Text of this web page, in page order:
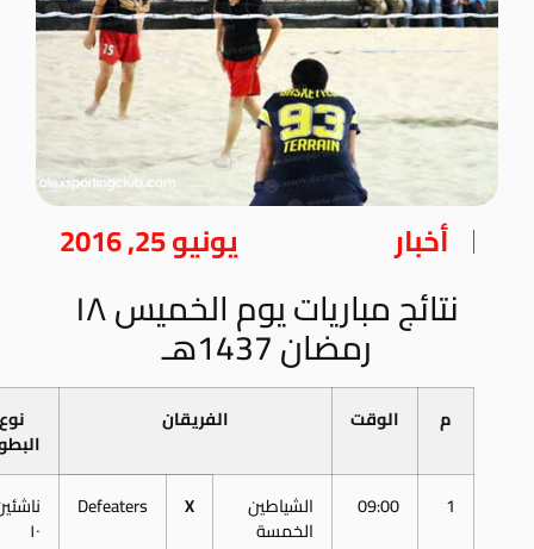
أخبار يونيو 25, 2016
نتائج مباريات يوم الخميس ١٨
رمضان 1437هـ
م الوقت الفريقان
1
09:00 الشياطين
الخمسة
X
Defeaters
١٠